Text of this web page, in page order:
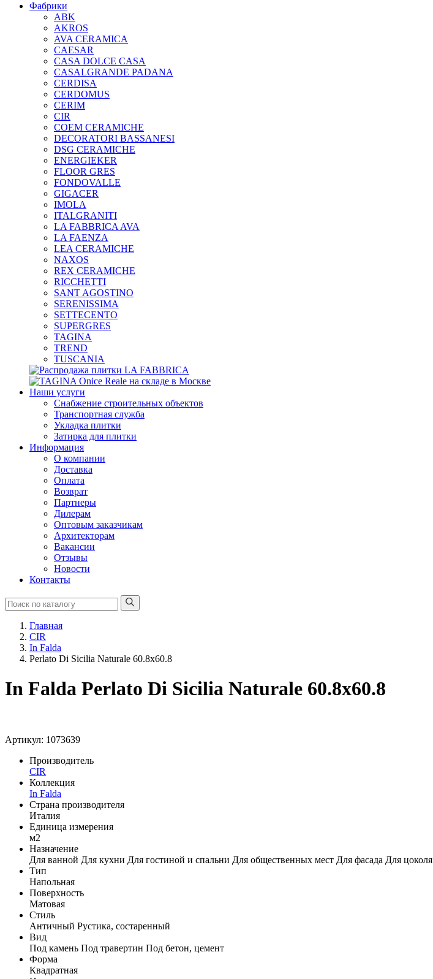
Фабрики
ABK
AKROS
AVA CERAMICA
CAESAR
CASA DOLCE CASA
CASALGRANDE PADANA
CERDISA
CERDOMUS
CERIM
CIR
COEM CERAMICHE
DECORATORI BASSANESI
DSG CERAMICHE
ENERGIEKER
FLOOR GRES
FONDOVALLE
GIGACER
IMOLA
ITALGRANITI
LA FABBRICA AVA
LA FAENZA
LEA CERAMICHE
NAXOS
REX CERAMICHE
RICCHETTI
SANT AGOSTINO
SERENISSIMA
SETTECENTO
SUPERGRES
TAGINA
TREND
TUSCANIA
Наши услуги
Снабжение строительных объектов
Транспортная служба
Укладка плитки
Затирка для плитки
Информация
О компании
Доставка
Оплата
Возврат
Партнеры
Дилерам
Оптовым заказчикам
Архитекторам
Вакансии
Отзывы
Новости
Контакты
Главная
CIR
In Falda
Perlato Di Sicilia Naturale 60.8x60.8
In Falda Perlato Di Sicilia Naturale 60.8x60.8
Артикул: 1073639
Производитель
CIR
Коллекция
In Falda
Страна производителя
Италия
Единица измерения
м2
Назначение
Для ванной Для кухни Для гостиной и спальни Для общественных мест Для фасада Для цоколя
Тип
Напольная
Поверхность
Матовая
Стиль
Античный Рустика, состаренный
Вид
Под камень Под травертин Под бетон, цемент
Форма
Квадратная